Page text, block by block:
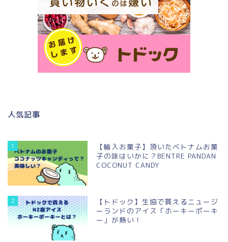
人気記事
1
【輸入お菓子】頂いたベトナムお菓
子の味はいかに？BENTRE PANDAN
COCONUT CANDY
2
【トドック】生協で買えるニュージ
ーランドのアイス「ホーキーポーキ
ー」が熱い！